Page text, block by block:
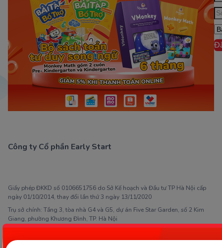
Công ty Cổ phần Early Start
Giấy phép ĐKKD số 0106651756 do Sở Kế hoạch và Đầu tư TP Hà Nội cấp
ngày 01/10/2014, thay đổi lần thứ 3 ngày 13/11/2020
Trụ sở chính: Tầng 3, tòa nhà G4 và G5, dự án Five Star Garden, số 2 Kim
Giang, phường Khương Đình, TP. Hà Nội